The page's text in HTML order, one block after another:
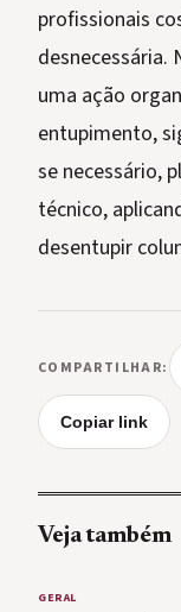
profissionais
desnecessária.
uma ação
entupimento,
se necessário,
técnico,
desentupir
COMPARTILHAR:
Copiar link
Veja também
GERAL